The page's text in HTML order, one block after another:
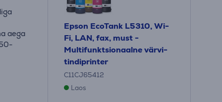
aega
Epson EcoTank L5310, Wi-
Fi, LAN, fax, must -
Multifunktsionaalne värvi-
tindiprinter
C11CJ65412
Laos